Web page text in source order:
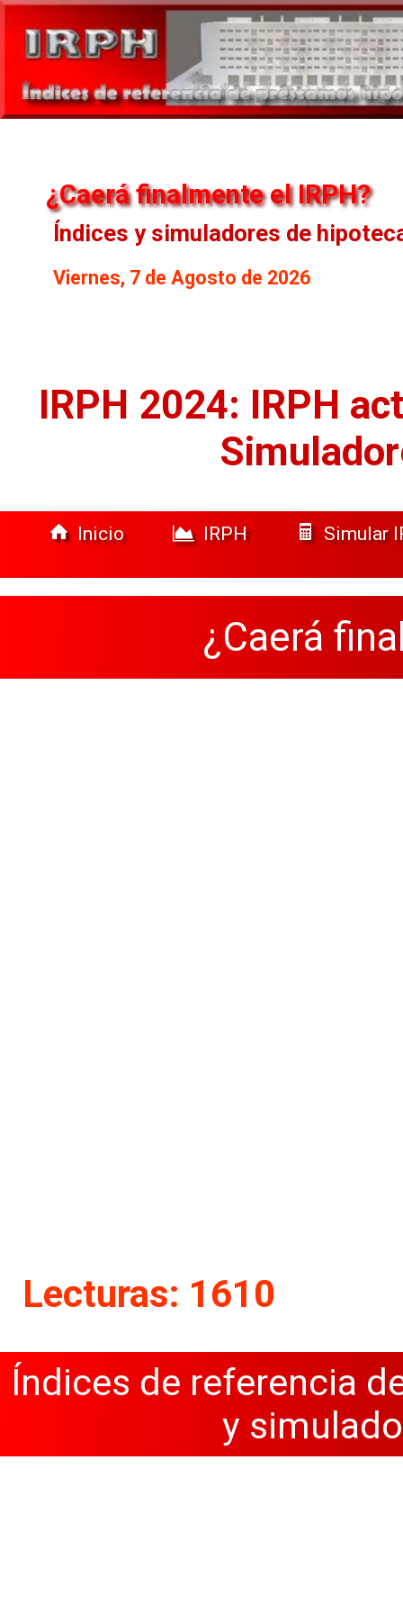
¿Caerá finalmente el IRPH?
Índices y simuladores de
Viernes, 7 de Agosto de 2026
IRPH 2024: IRPH
Inicio IRPH Simular
¿Caerá
Lecturas: 1610
Índices de referencia
y